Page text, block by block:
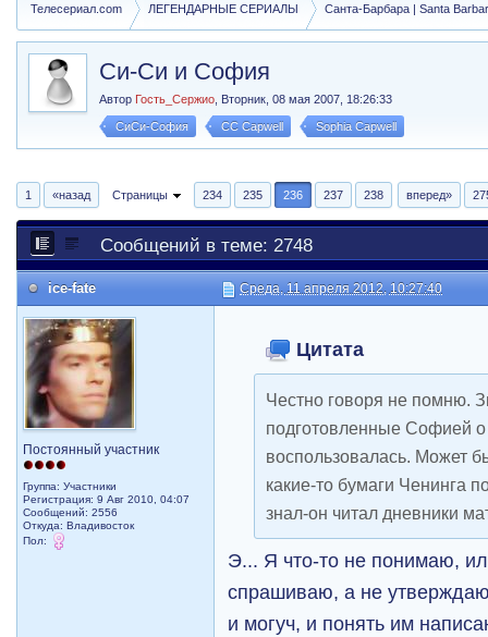
Телесериал.com ЛЕГЕНДАРНЫЕ СЕРИАЛЫ Санта-Барбара | Santa
Си-Си и София
Автор Гость_Сержио Вторник, 08 мая 2007, 18:26:33
СиСи-София CC Capwell Sophia Capwell
1 «назад Страницы 234 235 236 237 238 вперед»
Сообщений в теме: 2748
ice-fate Среда, 11 апреля 2012, 10:27:40
Постоянный участник
Группа: Участники
Регистрация: 9 Авг 2010, 04:07
Сообщений: 2556
Откуда: Владивосток
Пол:
Цитата
Честно говоря не помню.
подготовленные Софией
воспользовалась. Может
какие-то бумаги Ченинга
знал-он читал дневники
Э... Я что-то не понимаю,
спрашиваю, а не
и могуч, и понять им